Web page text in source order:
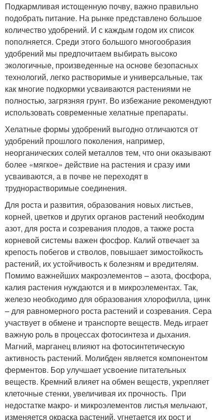
Подкармливая истощенную почву, важно правильно
подобрать питание. На рынке представлено большое
количество удобрений. И с каждым годом их список
пополняется. Среди этого большого многообразия
удобрений мы предпочитаем выбирать высоко
экологичные, произведенные на основе безопасных
технологий, легко растворимые и универсальные, так
как многие подкормки усваиваются растениями не
полностью, загрязняя грунт. Во избежание рекомендуют
использовать современные хелатные препараты.
Хелатные формы удобрений выгодно отличаются от
удобрений прошлого поколения, например,
неорганических солей металлов тем, что они оказывают
более «мягкое» действие на растения и сразу ими
усваиваются, а в почве не переходят в
труднорастворимые соединения.
Для роста и развития, образования новых листьев,
корней, цветков и других органов растений необходим
азот, для роста и созревания плодов, а также роста
корневой системы важен фосфор. Калий отвечает за
крепость побегов и стволов, повышает зимостойкость
растений, их устойчивость к болезням и вредителям.
Помимо важнейших макроэлементов – азота, фосфора,
калия растения нуждаются и в микроэлементах. Так,
железо необходимо для образования хлорофилла, цинк
– для равномерного роста растений и созревания. Сера
участвует в обмене и транспорте веществ. Медь играет
важную роль в процессах фотосинтеза и дыхания.
Магний, марганец влияют на фотосинтетическую
активность растений. Молибден является компонентом
ферментов. Бор улучшает усвоение питательных
веществ. Кремний влияет на обмен веществ, укрепляет
клеточные стенки, увеличивая их прочность. При
недостатке макро- и микроэлементов листья мельчают,
изменяется окраска растений, угнетается их рост и